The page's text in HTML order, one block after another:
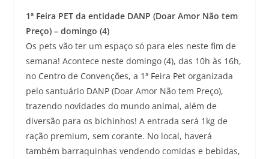
1ª Feira PET da entidade DANP (Doar Amor Não tem
Preço) – domingo (4)
Os pets vão ter um espaço só para eles neste fim de
semana! Acontece neste domingo (4), das 10h às 16h,
no Centro de Convenções, a 1ª Feira Pet organizada
pelo santuário DANP (Doar Amor Não tem Preço),
trazendo novidades do mundo animal, além de
diversão para os bichinhos! A entrada será 1kg de
ração premium, sem corante. No local, haverá
também barraquinhas vendendo comidas e bebidas,